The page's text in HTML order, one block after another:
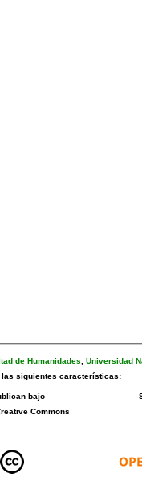
de Humanidades ,Universidad
siguientes características:
bajo
Commons